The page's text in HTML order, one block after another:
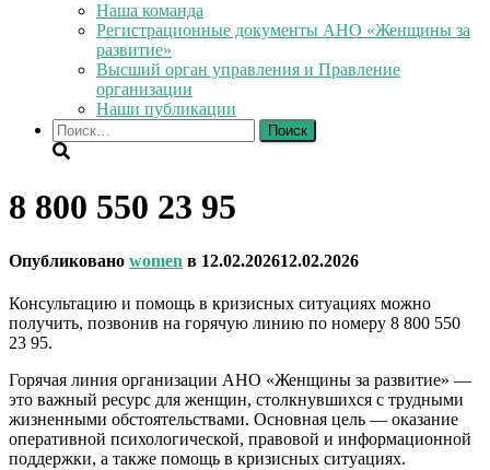
Наша команда
Регистрационные документы АНО «Женщины за
развитие»
Высший орган управления и Правление
организации
Наши публикации
Найти:
8 800 550 23 95
Опубликовано women в 12.02.202612.02.2026
Консультацию и помощь в кризисных ситуациях можно
получить, позвонив на горячую линию по номеру 8 800 550
23 95.
Горячая линия организации АНО «Женщины за развитие» —
это важный ресурс для женщин, столкнувшихся с трудными
жизненными обстоятельствами. Основная цель — оказание
оперативной психологической, правовой и информационной
поддержки, а также помощь в кризисных ситуациях.